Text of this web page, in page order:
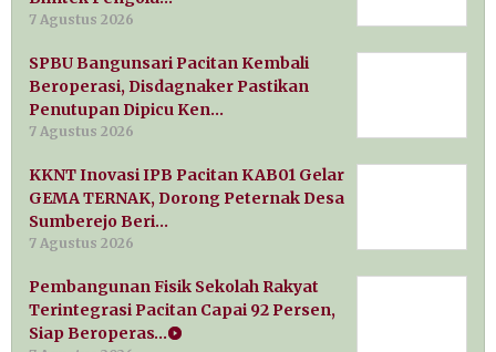
7 Agustus 2026
SPBU Bangunsari Pacitan Kembali
Beroperasi, Disdagnaker Pastikan
Penutupan Dipicu Ken…
7 Agustus 2026
KKNT Inovasi IPB Pacitan KAB01 Gelar
GEMA TERNAK, Dorong Peternak Desa
Sumberejo Beri…
7 Agustus 2026
Pembangunan Fisik Sekolah Rakyat
Terintegrasi Pacitan Capai 92 Persen,
Siap Beroperas…